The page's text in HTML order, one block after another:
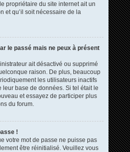
propriétaire du site internet ait un
et qu’il soit nécessaire de la
le passé mais ne peux à présent
ait désactivé ou supprimé
raison. De plus, beaucoup
les utilisateurs inactifs
base de données. Si tel était le
et essayez de participer plus
du forum.
!
votre mot de passe ne puisse pas
être réinitialisé. Veuillez vous